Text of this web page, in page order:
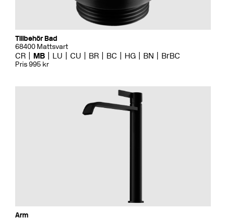
Tillbehör Bad
68400 Mattsvart
CR MB LU CU BR BC HG BN BrBC
Pris 995 kr
Arm